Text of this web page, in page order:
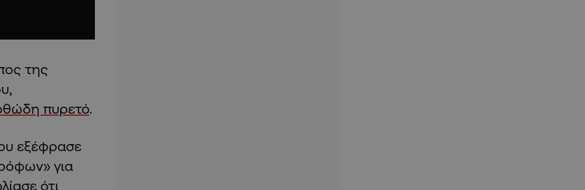
της
πυρετό.
εξέφρασε
για
ότι